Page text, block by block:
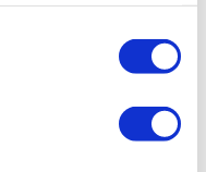
Forniture